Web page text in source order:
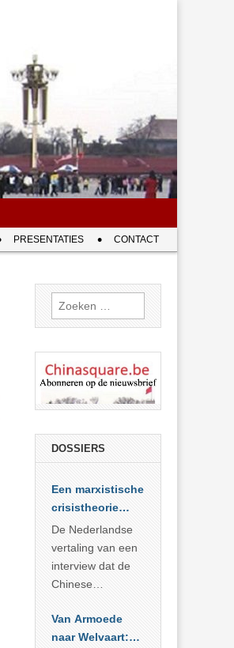
PRESENTATIES CONTACT
Zoeken
naar:
DOSSIERS
Een marxistische
crisistheorie
voor vandaag
De Nederlandse
vertaling van een
interview dat de
Chinese
Sociale
Wetenschappen
Van Armoede
naar Welvaart: